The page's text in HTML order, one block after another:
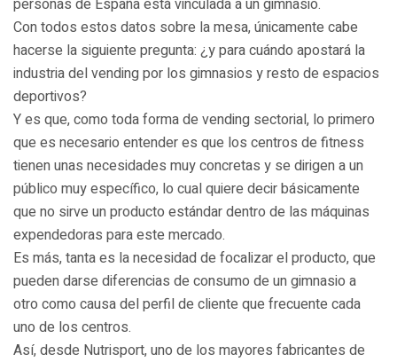
personas de España está vinculada a un gimnasio.
Con todos estos datos sobre la mesa, únicamente cabe
hacerse la siguiente pregunta: ¿y para cuándo apostará la
industria del vending por los gimnasios y resto de espacios
deportivos?
Y es que, como toda forma de vending sectorial, lo primero
que es necesario entender es que los centros de fitness
tienen unas necesidades muy concretas y se dirigen a un
público muy específico, lo cual quiere decir básicamente
que no sirve un producto estándar dentro de las máquinas
expendedoras para este mercado.
Es más, tanta es la necesidad de focalizar el producto, que
pueden darse diferencias de consumo de un gimnasio a
otro como causa del perfil de cliente que frecuente cada
uno de los centros.
Así, desde Nutrisport, uno de los mayores fabricantes de